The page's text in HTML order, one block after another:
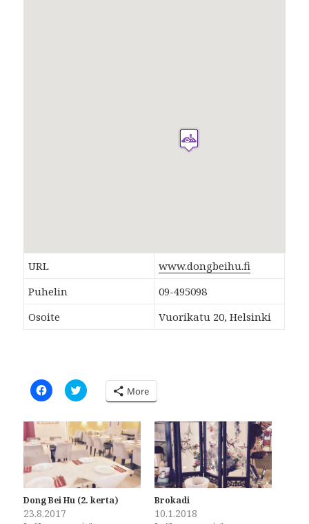
URL
www.dongbeihu.fi
Puhelin
09-495098
Osoite
Vuorikatu 20, Helsinki
C
l
k
o
s
h
a
r
e
o
n
F
C
l
k
t
o
s
h
r
e
o
n
More
Dong Bei Hu (2. kerta)
23.8.2017
Brokadi
10.1.2018